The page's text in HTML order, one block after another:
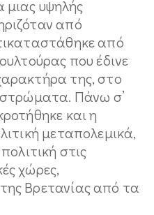
μιας υψηλής
από
από
που έδινε
της, στο
Πάνω σ’
και η
μεταπολεμικά,
στις
χώρες,
Βρετανίας από τα